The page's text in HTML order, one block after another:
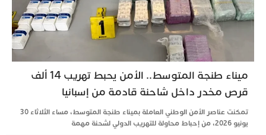
ميناء طنجة المتوسط.. الأمن يحبط تهريب 14 ألف
قرص مخدر داخل شاحنة قادمة من إسبانيا
تمكنت عناصر الأمن الوطني العاملة بميناء طنجة المتوسط، مساء الثلاثاء 30
يونيو 2026، من إحباط محاولة للتهريب الدولي لشحنة مهمة